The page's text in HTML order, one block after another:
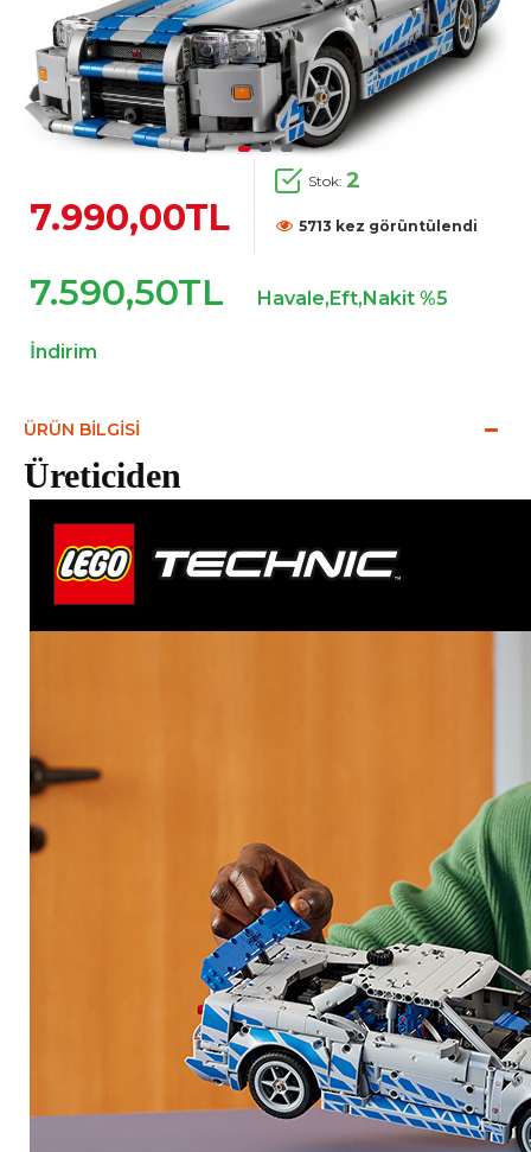
7.990,00TL
Stok: 2
5713 kez görüntülendi
7.590,50TL Havale,Eft,Nakit %5
İndirim
ÜRÜN BILGISI
Üreticiden